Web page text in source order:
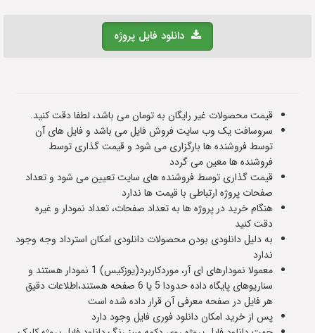
دانلود فایل پروژه
قیمت محصولات غیر رایگان به تومان می باشد، لطفا دقت کنید.
سروسافت یک وب سایت فروش فایل می باشد و فایل های آن
توسط فروشنده ها بارگزاری می شود و قیمت گذاری توسط
فروشنده ها معین می گردد
قیمت گذاری توسط فروشنده های سایت تعیین می شود و تعداد
صفحات پروژه ارتباطی با قیمت ها ندارد
هنگام خرید در پروژه ها به تعداد صفحات، تعداد نمودار و غیره
دقت کنید
به دلیل دانلودی بودن محصولات دانلودی امکان استرداد وجه وجود
ندارد
معمولا نمودارهای ای آر، موردکاربرد(یوزکیس) 1 نمودار هستند و
سناریوهای پایگاه داده حدودا 5 یا 6 صفحه هستند،اطلاعات دقیق
هر فایل در صفحه معرفی آن قرار داده شده است
پس از خرید امکان دانلود فوری فایل وجود دارد